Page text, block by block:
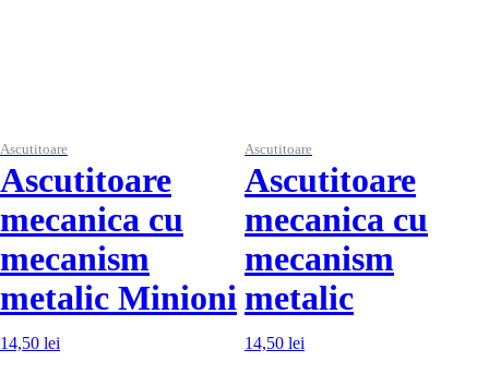
Ascutitoare
Ascutitoare
mecanica cu
mecanism
metalic Minioni
14,50 lei
Ascutitoare
Ascutitoare
mecanica cu
mecanism
metalic
14,50 lei